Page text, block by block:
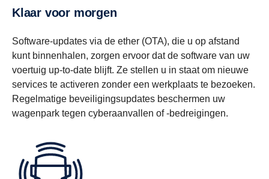
Klaar voor morgen
Software-updates via de ether (OTA), die u op afstand
kunt binnenhalen, zorgen ervoor dat de software van uw
voertuig up-to-date blijft. Ze stellen u in staat om nieuwe
services te activeren zonder een werkplaats te bezoeken.
Regelmatige beveiligingsupdates beschermen uw
wagenpark tegen cyberaanvallen of -bedreigingen.